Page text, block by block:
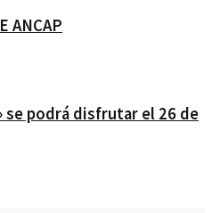
ANCAP
se podrá disfrutar el 26 de